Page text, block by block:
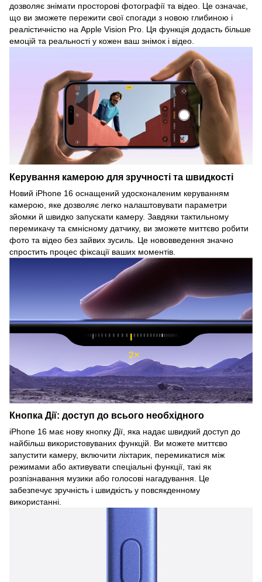
дозволяє знімати просторові фотографії та відео. Це означає,
що ви зможете пережити свої спогади з новою глибиною і
реалістичністю на Apple Vision Pro. Ця функція додасть більше
емоцій та реальності у кожен ваш знімок і відео.
Керування камерою для зручності та швидкості
Новий iPhone 16 оснащений удосконаленим керуванням
камерою, яке дозволяє легко налаштовувати параметри
зйомки й швидко запускати камеру. Завдяки тактильному
перемикачу та ємнісному датчику, ви зможете миттєво робити
фото та відео без зайвих зусиль. Це нововведення значно
спростить процес фіксації ваших моментів.
Кнопка Дії: доступ до всього необхідного
iPhone 16 має нову кнопку Дії, яка надає швидкий доступ до
найбільш використовуваних функцій. Ви можете миттєво
запустити камеру, включити ліхтарик, перемикатися між
режимами або активувати спеціальні функції, такі як
розпізнавання музики або голосові нагадування. Це
забезпечує зручність і швидкість у повсякденному
використанні.